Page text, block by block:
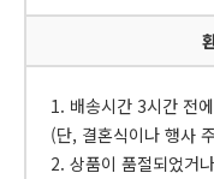
1. 배송시간 3시간 전
(단, 결혼식이나 행사
2. 상품이 품절되었거